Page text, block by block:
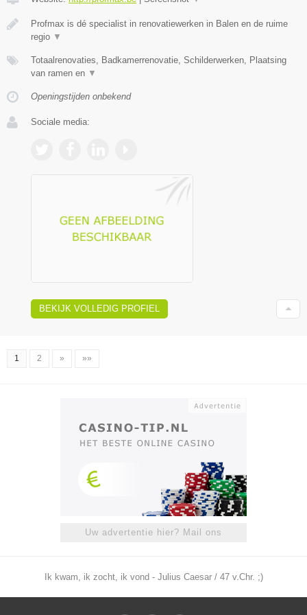
Profmax is dé specialist in renovatiewerken in Balen en de ruime
regio ▼
Totaalrenovaties, Badkamerrenovatie, Schilderwerken, Plaatsing
van ramen en ▼
Openingstijden onbekend
Sociale media:
BEKIJK VOLLEDIG PROFIEL
1 2 » »»
Uw advertentie hier? Mail ons
Ik kwam, ik zocht, ik vond - Julius Caesar / 47 v.Chr. ;)